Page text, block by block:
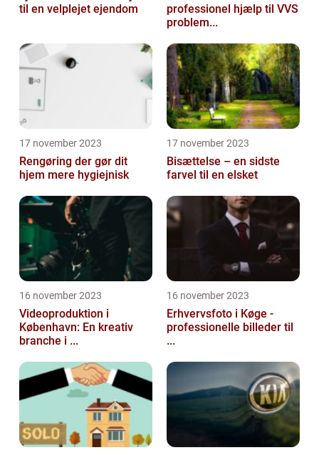
til en velplejet ejendom
professionel hjælp til VVS
problem...
17 november 2023
Rengøring der gør dit
hjem mere hygiejnisk
17 november 2023
Bisættelse – en sidste
farvel til en elsket
16 november 2023
Videoproduktion i
København: En kreativ
branche i ...
16 november 2023
Erhvervsfoto i Køge -
professionelle billeder til
...